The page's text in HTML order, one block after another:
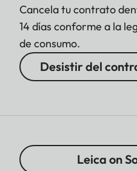
Cancela tu contrato
14 días conforme a la
de consumo.
Desistir del
Leica on